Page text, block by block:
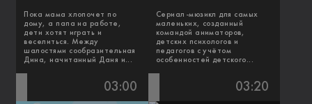
Пока мама хлопочет по
дому, а папа на работе,
дети хотят играть и
веселиться. Между
шалостями сообразительная
Дина, начитанный Даня и...
Сериал-мюзикл для самых
маленьких, созданный
командой аниматоров,
детских психологов и
педагогов с учётом
особенностей детского...
03:00 03:20